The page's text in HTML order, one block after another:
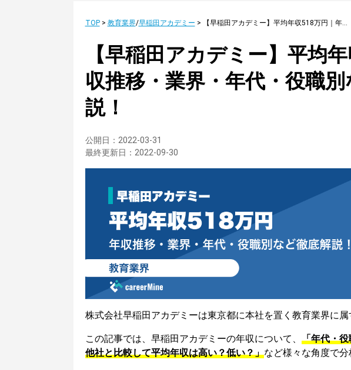
TOP> 教育業界/早稲田アカデミー > 【早稲田アカデミー】平均年収518万円｜年収推移・業界・年代・役職別など徹底解説！
【早稲田アカデミー】平均
収推移・業界・年代・役職
説！
公開日： 2022-03-31
最終更新日： 2022-09-30
株式会社早稲田アカデミーは東京都に本社を置く教育業界に属
この記事では、早稲田アカデミーの年収について、 「年代・
他社と比較して平均年収は高い？低い？」など様々な角度で分